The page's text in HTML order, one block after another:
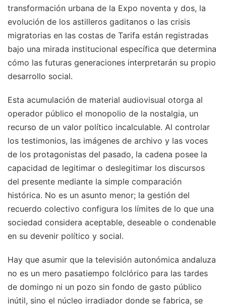
transformación urbana de la Expo noventa y dos, la
evolución de los astilleros gaditanos o las crisis
migratorias en las costas de Tarifa están registradas
bajo una mirada institucional específica que determina
cómo las futuras generaciones interpretarán su propio
desarrollo social.
Esta acumulación de material audiovisual otorga al
operador público el monopolio de la nostalgia, un
recurso de un valor político incalculable. Al controlar
los testimonios, las imágenes de archivo y las voces
de los protagonistas del pasado, la cadena posee la
capacidad de legitimar o deslegitimar los discursos
del presente mediante la simple comparación
histórica. No es un asunto menor; la gestión del
recuerdo colectivo configura los límites de lo que una
sociedad considera aceptable, deseable o condenable
en su devenir político y social.
Hay que asumir que la televisión autonómica andaluza
no es un mero pasatiempo folclórico para las tardes
de domingo ni un pozo sin fondo de gasto público
inútil, sino el núcleo irradiador donde se fabrica, se